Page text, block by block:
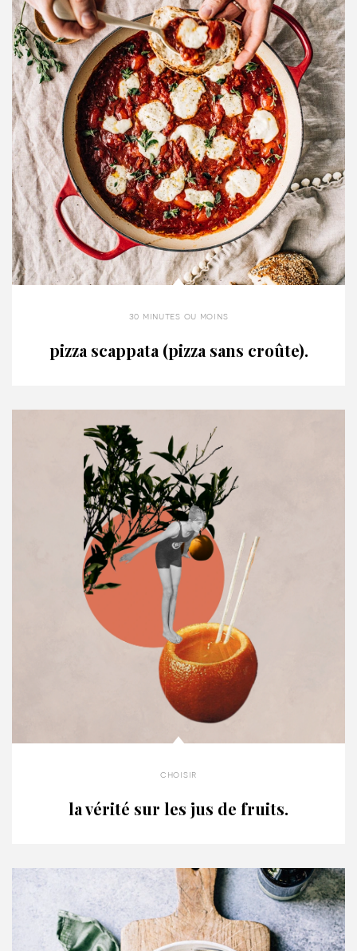
30 minutes ou moins
pizza scappata (pizza sans croûte).
choisir
la vérité sur les jus de fruits.